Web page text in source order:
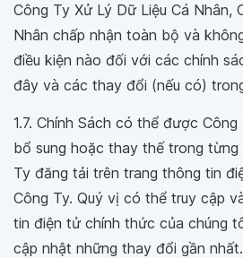
Công Ty Xử Lý Dữ Liệu Cá Nhân,
Nhân chấp nhận toàn bộ và
điều kiện nào đối với các chính
đây và các thay đổi (nếu có)
1.7. Chính Sách có thể được
bổ sung hoặc thay thế trong
Ty đăng tải trên trang thông tin
Công Ty. Quý vị có thể truy cập
tin điện tử chính thức của chúng
cập nhật những thay đổi gần nhất.